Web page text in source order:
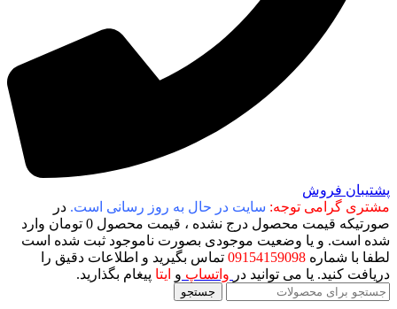
پشتیبان فروش
مشتری گرامی توجه: سایت در حال به روز رسانی است. در
صورتیکه قیمت محصول درج نشده ، قیمت محصول 0 تومان وارد
شده است. و یا وضعیت موجودی بصورت ناموجود ثبت شده است
لطفا با شماره 09154159098 تماس بگیرید و اطلاعات دقیق را
دریافت کنید. یا می توانید در واتساپ و ایتا پیغام بگذارید.
جستجو